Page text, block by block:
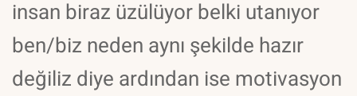
insan biraz üzülüyor belki utanıyor
ben/biz neden aynı şekilde hazır
değiliz diye ardından ise motivasyon